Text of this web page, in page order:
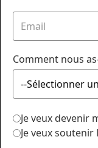
Comment nous
Je veux devenir
Je veux